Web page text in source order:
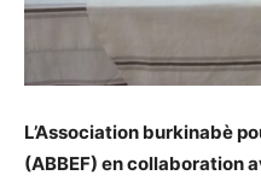
L’Association burkinabè
(ABBEF) en collaboration